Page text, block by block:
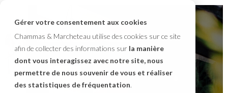
Gérer votre consentement aux cookies
Chammas & Marcheteau utilise des cookies sur ce site
afin de collecter des informations sur la manière
dont vous interagissez avec notre site, nous
permettre de nous souvenir de vous et réaliser
des statistiques de fréquentation.